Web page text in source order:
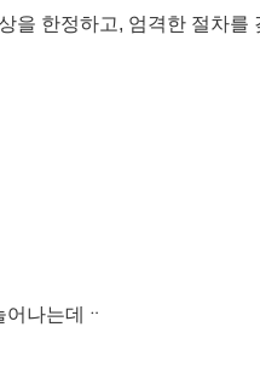
을 한정하고, 엄격한 절차를
어나는데ᆢ